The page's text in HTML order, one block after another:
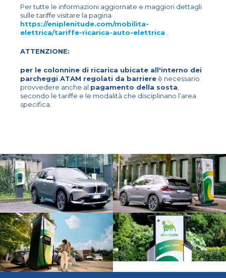
Per tutte le informazioni aggiornate e maggiori dettagli
sulle tariffe visitare la pagina
https://eniplenitude.com/mobilita-
elettrica/tariffe-ricarica-auto-elettrica
ATTENZIONE:
per le colonnine di ricarica ubicate all'interno dei
parcheggi ATAM regolati da barriere è necessario
provvedere anche al pagamento della sosta
secondo le tariffe e le modalità che disciplinano l’area
specifica.